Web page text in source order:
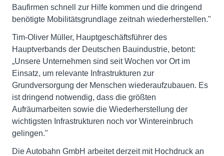
Baufirmen schnell zur Hilfe kommen und die dringend
benötigte Mobilitätsgrundlage zeitnah wiederherstellen."
Tim-Oliver Müller, Hauptgeschäftsführer des
Hauptverbands der Deutschen Bauindustrie, betont:
„Unsere Unternehmen sind seit Wochen vor Ort im
Einsatz, um relevante Infrastrukturen zur
Grundversorgung der Menschen wiederaufzubauen. Es
ist dringend notwendig, dass die größten
Aufräumarbeiten sowie die Wiederherstellung der
wichtigsten Infrastrukturen noch vor Wintereinbruch
gelingen."
Die Autobahn GmbH arbeitet derzeit mit Hochdruck an